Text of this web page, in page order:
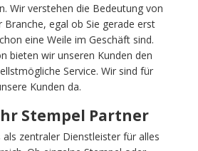
Wir verstehen die Bedeutung von
Branche, egal ob Sie gerade erst
eine Weile im Geschäft sind.
bieten wir unseren Kunden den
Service. Wir sind für
Kunden da.
Stempel Partner
zentraler Dienstleister für alles